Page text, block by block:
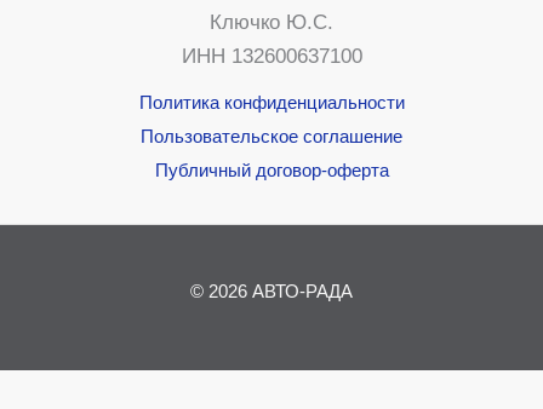
Ключко Ю.С.
ИНН 132600637100
Политика конфиденциальности
Пользовательское соглашение
Публичный договор-оферта
© 2026 АВТО-РАДА